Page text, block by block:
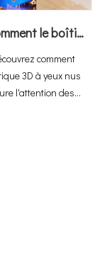
Fatigué des écrans ennuyeux? Comment le boîtier de l'affichage LED 3D fait ressortir vos produits
comment
3D à yeux nus
l'attention des